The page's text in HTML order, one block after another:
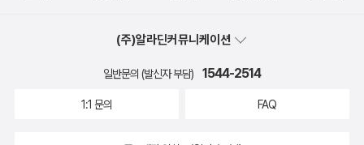
(주)알라딘커뮤니케이션
일반문의 (발신자 부담) 1544-2514
1:1 문의 FAQ